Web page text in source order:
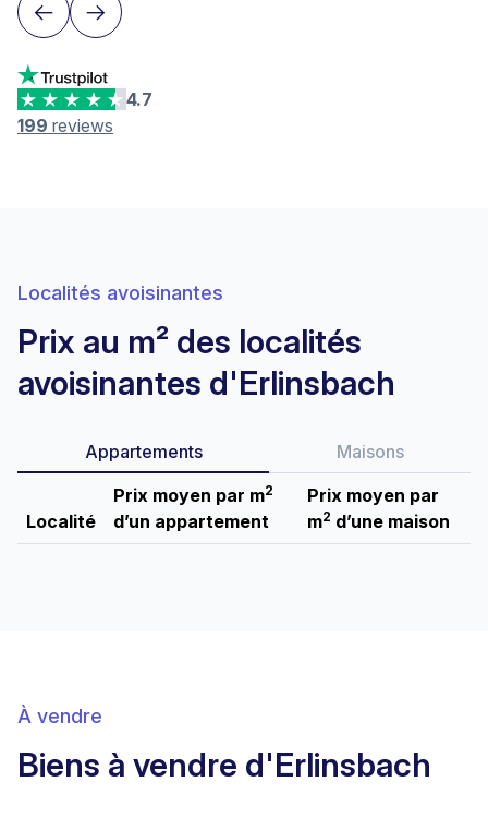
4.7
199 reviews
Localités avoisinantes
Prix au m² des localités
avoisinantes d'Erlinsbach
Appartements Maisons
Localité
Prix moyen par m2
d’un appartement
Prix moyen par
m2 d’une maison
À vendre
Biens à vendre d'Erlinsbach